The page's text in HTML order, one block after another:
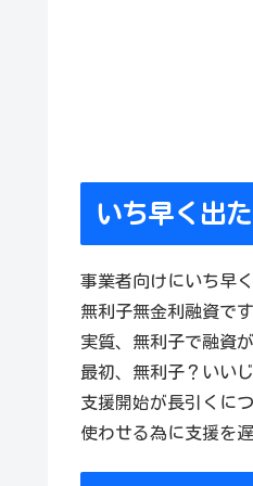
いち早く出
事業者向けにいち早
無利子無金利融資で
実質、無利子で融資
最初、無利子？いい
支援開始が長引くに
使わせる為に支援を